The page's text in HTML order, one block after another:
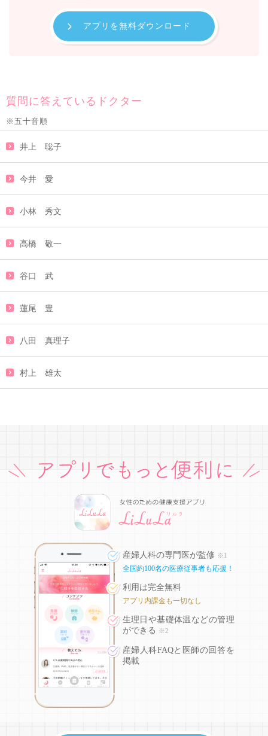
アプリを無料ダウンロード
質問に答えているドクター
※五十音順
井上 聡子
今井 愛
小林 秀文
高橋 敬一
谷口 武
蓮尾 豊
八田 真理子
村上 雄太
産婦人科の専門医が監修 ※1
全国約100名の医療従事者も応援！
利用は完全無料
アプリ内課金も一切なし
生理日や基礎体温などの管理
ができる
※2
産婦人科FAQと医師の回答を
掲載